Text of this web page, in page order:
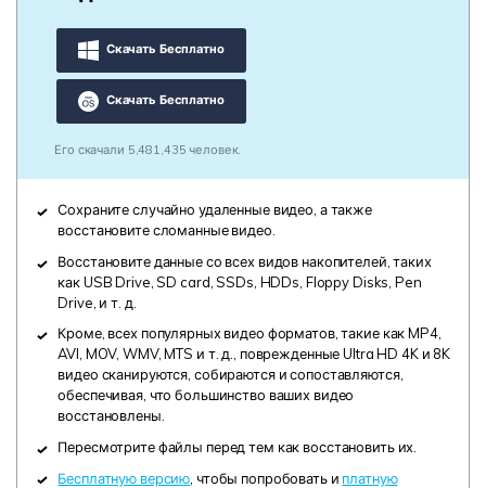
Скачать Бесплатно
Скачать Бесплатно
Его скачали 5,481,435 человек.
Сохраните случайно удаленные видео, а также
восстановите сломанные видео.
Восстановите данные со всех видов накопителей, таких
как USB Drive, SD card, SSDs, HDDs, Floppy Disks, Pen
Drive, и т. д.
Кроме, всех популярных видео форматов, такие как MP4,
AVI, MOV, WMV, MTS и т. д., поврежденные Ultra HD 4K и 8K
видео сканируются, собираются и сопоставляются,
обеспечивая, что большинство ваших видео
восстановлены.
Пересмотрите файлы перед тем как восстановить их.
Бесплатную версию , чтобы попробовать и платную